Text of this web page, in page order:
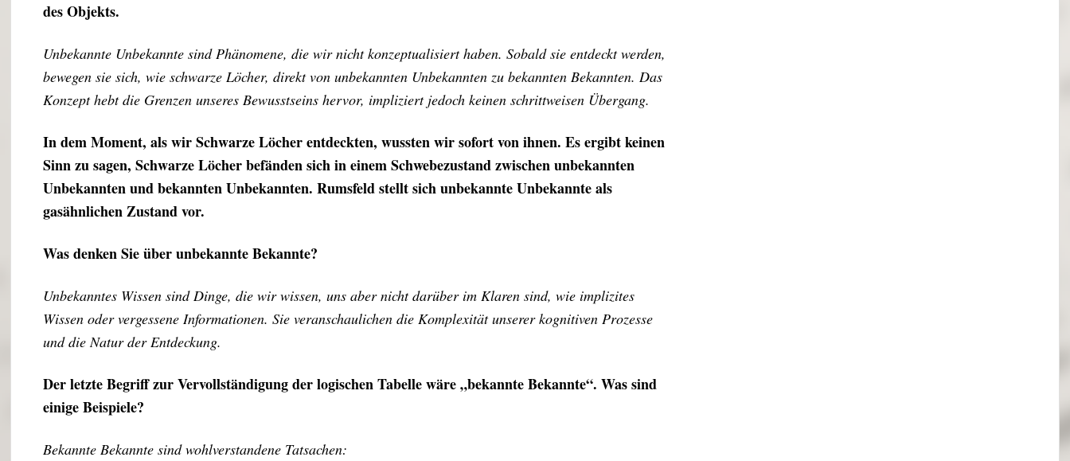
des Objekts.
Unbekannte Unbekannte sind Phänomene, die wir nicht konzeptualisiert haben. Sobald sie entdeckt werden,
bewegen sie sich, wie schwarze Löcher, direkt von unbekannten Unbekannten zu bekannten Bekannten. Das
Konzept hebt die Grenzen unseres Bewusstseins hervor, impliziert jedoch keinen schrittweisen Übergang.
In dem Moment, als wir Schwarze Löcher entdeckten, wussten wir sofort von ihnen. Es ergibt keinen
Sinn zu sagen, Schwarze Löcher befänden sich in einem Schwebezustand zwischen unbekannten
Unbekannten und bekannten Unbekannten. Rumsfeld stellt sich unbekannte Unbekannte als
gasähnlichen Zustand vor.
Was denken Sie über unbekannte Bekannte?
Unbekanntes Wissen sind Dinge, die wir wissen, uns aber nicht darüber im Klaren sind, wie implizites
Wissen oder vergessene Informationen. Sie veranschaulichen die Komplexität unserer kognitiven Prozesse
und die Natur der Entdeckung.
Der letzte Begriff zur Vervollständigung der logischen Tabelle wäre „bekannte Bekannte“. Was sind
einige Beispiele?
Bekannte Bekannte sind wohlverstandene Tatsachen: